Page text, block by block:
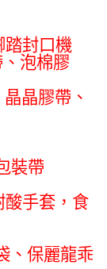
踏封口機
泡棉膠
晶膠帶、
裝帶
酸手套，食
、保麗龍乖